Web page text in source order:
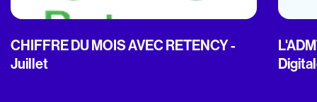
CHIFFRE DU MOIS AVEC RETENCY -
Juillet